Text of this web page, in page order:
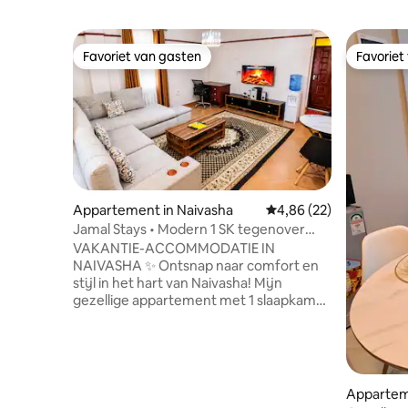
Favoriet van gasten
Favoriet van gasten
Appartement in Naivasha Gemiddelde
4,86 (22)
Jamal Stays • Modern 1 SK tegenover
Buffalo Mall
VAKANTIE-ACCOMMODATIE IN
NAIVASHA ✨ Ontsnap naar comfort en
stijl in het hart van Naivasha! Mijn
gezellige appartement met 1 slaapkamer